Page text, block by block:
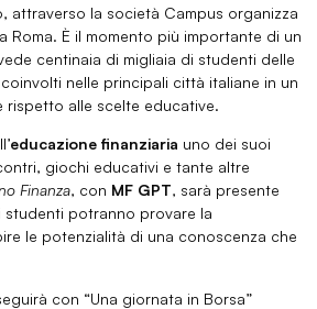
attraverso la società Campus organizza
Roma. È il momento più importante di un
centinaia di migliaia di studenti delle
nelle principali città italiane in un
rispetto alle scelte educative.
educazione finanziaria uno dei suoi
giochi educativi e tante altre
Finanza, con MF GPT, sarà presente
potranno provare la
le potenzialità di una conoscenza che
con “Una giornata in Borsa”